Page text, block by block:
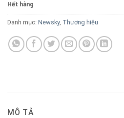
Hết hàng
Danh mục: Newsky, Thương hiệu
MÔ TẢ